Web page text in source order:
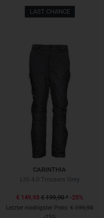
LAST CHANCE
CARINTHIA
LIG 4.0 Trousers Grey
€ 149,93 € 199,90* -25%
Letzter niedrigster Preis: € 199,90